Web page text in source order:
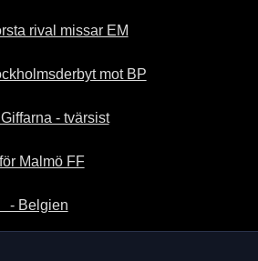
rival missar EM
mot BP
- tvärsist
Malmö FF
- Belgien